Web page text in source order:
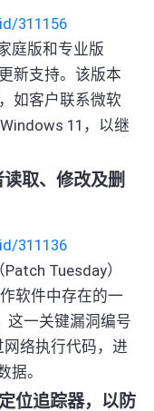
311156
庭版和专业版
新支持。该版本
如客户联系微软
11，以继
取、修改及删
311136
Tuesday）
软件中存在的一
这一关键漏洞编号
网络执行代码，进
据。
位追踪器，以防